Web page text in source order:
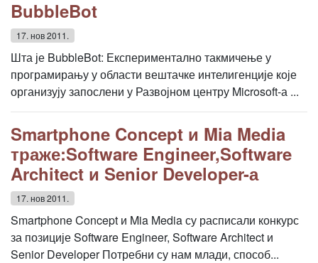
BubbleBot
17. нов 2011.
Шта је BubbleBot: Експериментално такмичење у
програмирању у области вештачке интелигенције које
организују запослени у Развојном центру Microsoft-а ...
Smartphone Concept и Mia Media
траже:Software Engineer,Software
Architect и Senior Developer-а
17. нов 2011.
Smartphone Concept и Mia Media су расписали конкурс
за позиције Software Engineer, Software Architect и
Senior Developer Потребни су нам млади, способ...